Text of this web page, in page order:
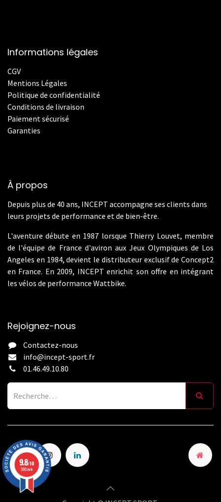
Informations légales
CGV
Mentions Légales
Politique de confidentialité
Conditions de livraison
Paiement sécurisé
Garanties
À propos
Depuis plus de 40 ans, INCEPT accompagne ses clients dans
leurs projets de performance et de bien-être.
L'aventure débute en 1987 lorsque Thierry Louvet, membre
de l'équipe de France d'aviron aux Jeux Olympiques de Los
Angeles en 1984, devient le distributeur exclusif de Concept2
en France. En 2009, INCEPT enrichit son offre en intégrant
les vélos de performance Wattbike.
Rejoignez-nous
Contactez-nous
info@incept-sport.fr
01.46.49.10.80
9.8/10
380 avis